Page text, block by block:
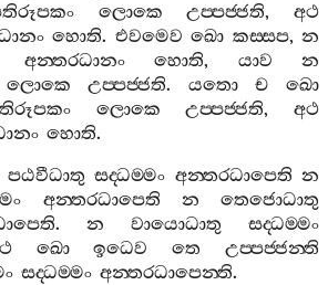
ලොකෙ උප‍්පජ‍්ජති, අථ
හොති. එවමෙව ඛො කස‍්සප, න
අන‍්තරධානං හොති, යාව
න
ලොකෙ උප‍්පජ‍්ජති. යතො ච
ඛො
ලොකෙ උප‍්පජ‍්ජති, අථ
හොති.
පඨවීධාතු සද‍්ධම‍්මං අන‍්තරධාපෙති න
අන‍්තරධාපෙති න
තෙජොධාතු
. න වායොධාතු
සද‍්ධම‍්මං
ඛො ඉධෙව තෙ
උප‍්පජ‍්ජන‍්ති
සද‍්ධම‍්මං අන‍්තරධාපෙන‍්ති.